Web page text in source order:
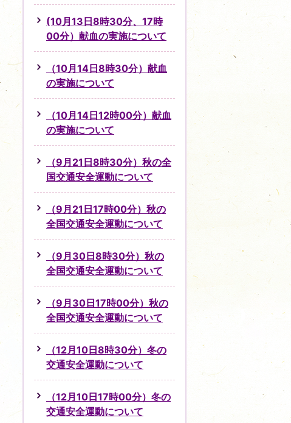
(10月13日8時30分、17時
00分）献血の実施について
（10月14日8時30分）献血
の実施について
（10月14日12時00分）献血
の実施について
（9月21日8時30分）秋の全
国交通安全運動について
（9月21日17時00分）秋の
全国交通安全運動について
（9月30日8時30分）秋の
全国交通安全運動について
（9月30日17時00分）秋の
全国交通安全運動について
（12月10日8時30分）冬の
交通安全運動について
（12月10日17時00分）冬の
交通安全運動について